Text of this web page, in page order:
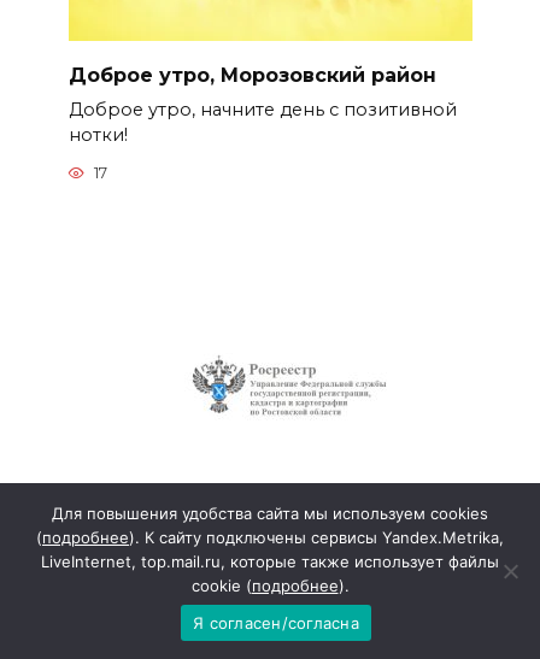
Доброе утро, Морозовский район
Доброе утро, начните день с позитивной
нотки!
17
Управление Росреестра по
Ростовской области информирует
Порядок проведения государственного
кадастрового учета
Для повышения удобства сайта мы используем cookies
(подробнее). К сайту подключены сервисы Yandex.Metrika,
LiveInternet, top.mail.ru, которые также использует файлы
cookie (подробнее).
Я согласен/согласна